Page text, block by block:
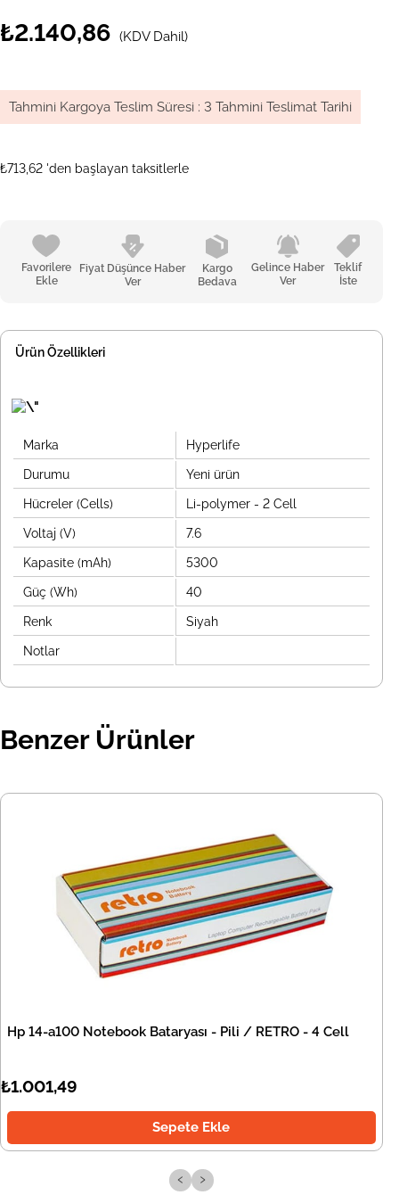
₺2.140,86 (KDV Dahil)
Tahmini Kargoya Teslim Süresi : 3 Tahmini Teslimat Tarihi
₺713,62 'den başlayan taksitlerle
Favorilere
Ekle
Fiyat Düşünce Haber
Ver
Kargo
Bedava
Gelince Haber
Ver
Teklif
İste
Ürün Özellikleri
Marka Hyperlife
Durumu Yeni ürün
Hücreler (Cells) Li-polymer - 2 Cell
Voltaj (V) 7.6
Kapasite (mAh) 5300
Güç (Wh) 40
Renk Siyah
Notlar
Benzer Ürünler
Hp 14-a100 Notebook Bataryası - Pili / RETRO - 4 Cell
₺1.001,49
Sepete Ekle
‹ ›